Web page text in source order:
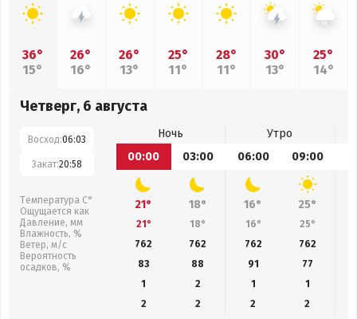
36°
15°
26°
16°
26°
13°
25°
11°
28°
11°
30°
13°
25°
14°
Четверг, 6 августа
Восход:06:03
Закат:20:58
Температура С°
Ощущается как
Давление, мм
Влажность, %
Ветер, м/с
Вероятность
осадков, %
Ночь
Утро
00:00
03:00 06:00 09:00
21° 18° 16° 25°
21° 18° 16° 25°
762
762 762 762
83
88 91 77
1
2 1
1
2
2 2 2